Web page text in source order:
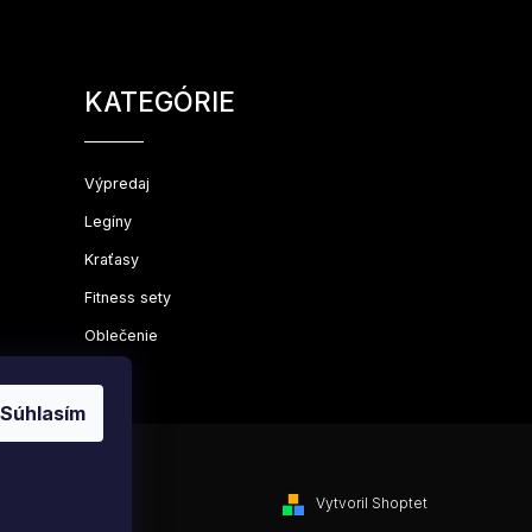
Súhlasím
kategórie
KATEGÓRIE
Výpredaj
Legíny
Kraťasy
Fitness sety
Oblečenie
Vytvoril Shoptet